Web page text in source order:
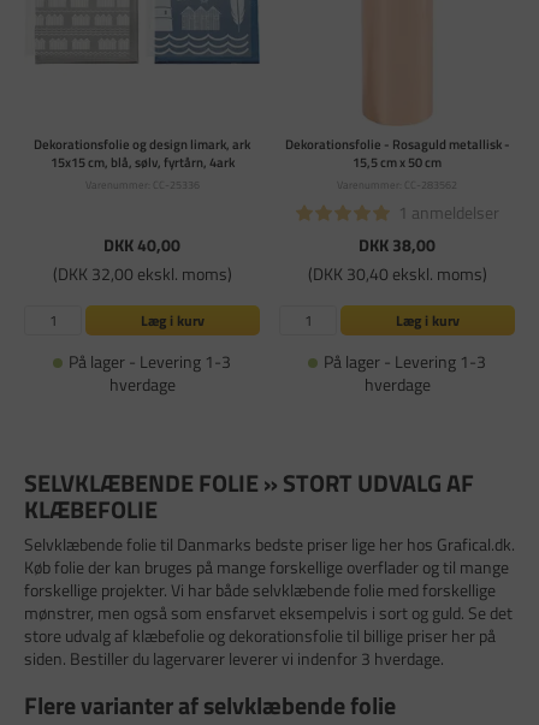
Dekorationsfolie og design limark, ark
15x15 cm, blå, sølv, fyrtårn, 4ark
Varenummer: CC-25336
DKK 40,00
(DKK 32,00 ekskl. moms)
Læg i kurv
På lager - Levering 1-3
hverdage
Dekorationsfolie - Rosaguld metallisk -
15,5 cm x 50 cm
Varenummer: CC-283562
1 anmeldelser
DKK 38,00
(DKK 30,40 ekskl. moms)
Læg i kurv
På lager - Levering 1-3
hverdage
SELVKLÆBENDE FOLIE » STORT UDVALG AF
KLÆBEFOLIE
Selvklæbende folie til Danmarks bedste priser lige her hos Grafical.dk.
Køb folie der kan bruges på mange forskellige overflader og til mange
forskellige projekter. Vi har både selvklæbende folie med forskellige
mønstrer, men også som ensfarvet eksempelvis i sort og guld. Se det
store udvalg af klæbefolie og dekorationsfolie til billige priser her på
siden. Bestiller du lagervarer leverer vi indenfor 3 hverdage.
Flere varianter af selvklæbende folie